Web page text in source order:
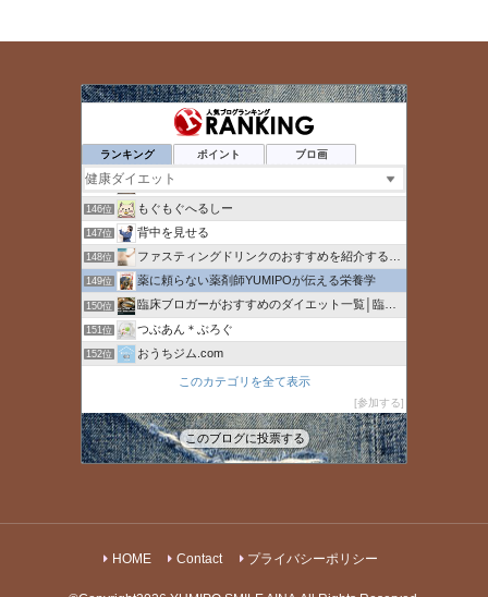
ランキング ポイント ブロ画
食べて健康に簡単ダイエット成功法
ひとりで生きていくために〜 All roads
144位 そらまめ減塩健康通信
145位 Fit Journal
146位 もぐもぐへるしー
147位 背中を見せる
148位 ファスティングドリンクのおすすめを紹介するブログ
149位 薬に頼らない薬剤師YUMIPOが伝える栄養学
150位 臨床ブロガーがおすすめのダイエット一覧│臨床ブロガー
151位 つぶあん＊ぶろぐ
152位 おうちジム.com
50代からのアラフィフ人生の楽しみ方
155位 某トレーナー日誌
156位 カイラックス大泉学園院
このカテゴリを全て表示
参加する
このブログに投票する
HOME Contact プライバシーポリシー